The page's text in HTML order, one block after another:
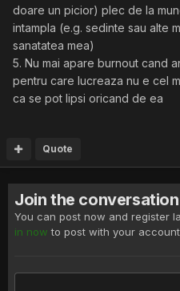
doare un picior) plec de la
intampla (e.g. sedinte sau alte
sanatatea mea)
5. Nu mai apare burnout cand
pentru care lucreaza nu e cel
ca se pot lipsi oricand de ea
Quote
Join the conversation
You can post now and register
in now to post with your